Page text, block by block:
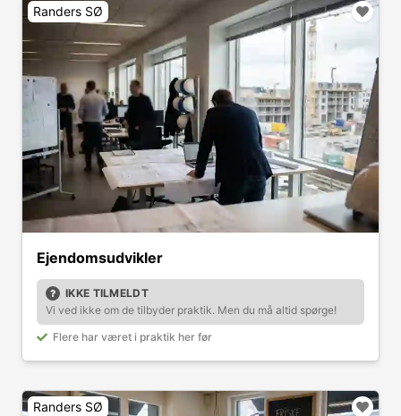
Randers SØ
Ejendomsudvikler
IKKE TILMELDT
Vi ved ikke om de tilbyder praktik. Men du må altid spørge!
Flere har været i praktik her før
Randers SØ